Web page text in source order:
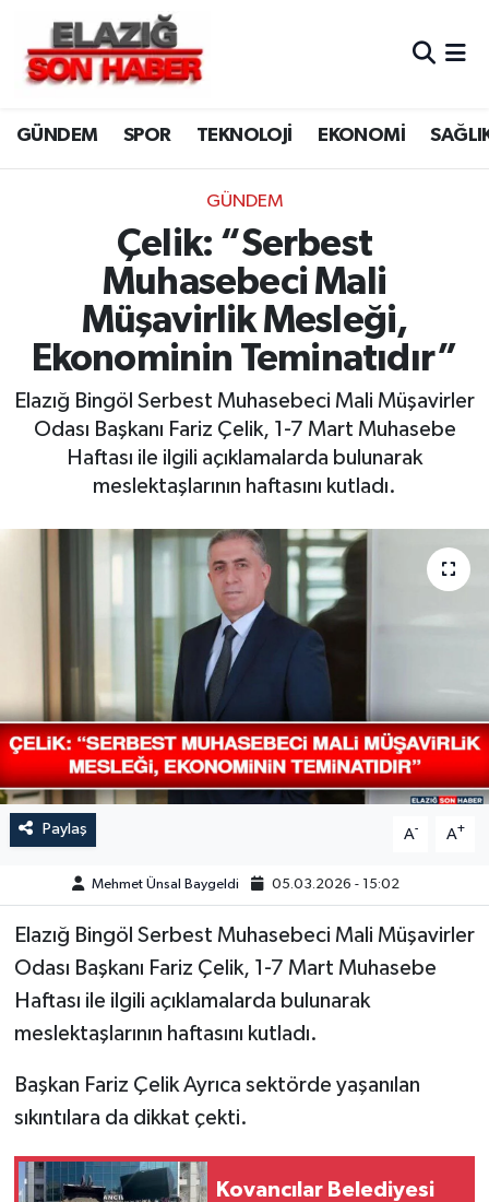
GÜNDEM SPOR TEKNOLOJİ EKONOMİ
GÜNDEM
Çelik: “Serbest
Muhasebeci Mali
Müşavirlik Mesleği,
Ekonominin Teminatıdır”
Elazığ Bingöl Serbest Muhasebeci Mali Müşavirler
Odası Başkanı Fariz Çelik, 1-7 Mart Muhasebe
Haftası ile ilgili açıklamalarda bulunarak
meslektaşlarının haftasını kutladı.
Paylaş A- A+
Mehmet Ünsal Baygeldi 05.03.2026 - 15:02
Elazığ Bingöl Serbest Muhasebeci Mali Müşavirler
Odası Başkanı Fariz Çelik, 1-7 Mart Muhasebe
Haftası ile ilgili açıklamalarda bulunarak
meslektaşlarının haftasını kutladı.
Başkan Fariz Çelik Ayrıca sektörde yaşanılan
sıkıntılara da dikkat çekti.
Kovancılar Belediyesi
CANLI YAYIN
ASAYİŞ
BİLİM VE TEKNOLOJİ
DÜNYA
EĞİTİM
EKONOMİ
ELAZIĞ
GÜNDEM
KÜLTÜR-SANAT
MAGAZİN
MEDYA
ÖZEL HABER
SİYASET
SPOR
TEKNOLOJİ
Merkez Hava Durumu
Merkez Trafik Yoğunluk Haritası
Süper Lig Puan Durumu ve Fikstür
Tüm Manşetler
Son Dakika Haberleri
Haber Arşivi